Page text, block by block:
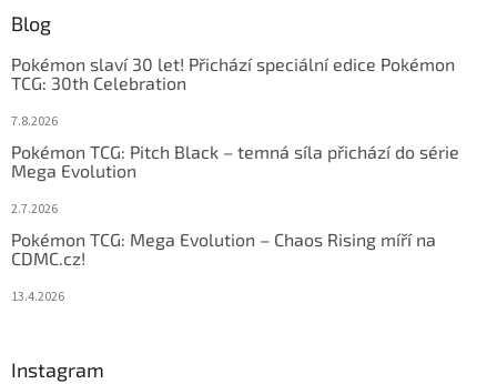
Blog
Pokémon slaví 30 let! Přichází speciální edice Pokémon
TCG: 30th Celebration
7.8.2026
Pokémon TCG: Pitch Black – temná síla přichází do série
Mega Evolution
2.7.2026
Pokémon TCG: Mega Evolution – Chaos Rising míří na
CDMC.cz!
13.4.2026
Instagram